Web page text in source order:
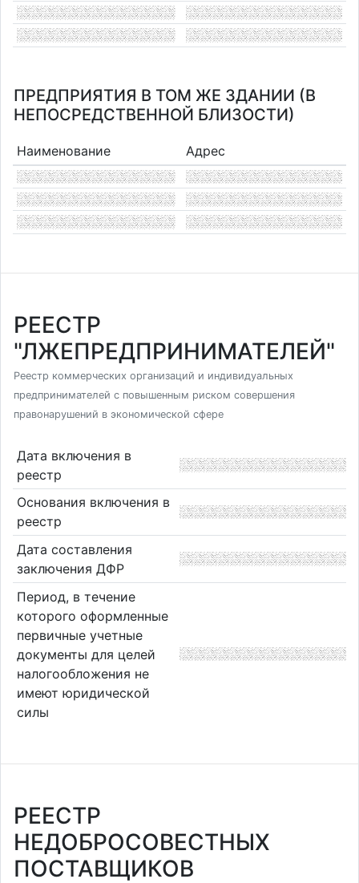
ПРЕДПРИЯТИЯ В ТОМ ЖЕ ЗДАНИИ (В
НЕПОСРЕДСТВЕННОЙ БЛИЗОСТИ)
Наименование Адрес
РЕЕСТР
"ЛЖЕПРЕДПРИНИМАТЕЛЕЙ"
Реестр коммерческих организаций и индивидуальных
предпринимателей с повышенным риском совершения
правонарушений в экономической сфере
Дата включения в
реестр
Основания включения в
реестр
Дата составления
заключения ДФР
Период, в течение
которого оформленные
первичные учетные
документы для целей
налогообложения не
имеют юридической
силы
РЕЕСТР
НЕДОБРОСОВЕСТНЫХ
ПОСТАВЩИКОВ